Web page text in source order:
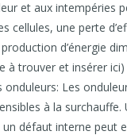
et aux intempéries
cellules, une perte
d’énergie
à trouver et insérer ici)
onduleurs: Les
à la surchauffe.
défaut interne peut